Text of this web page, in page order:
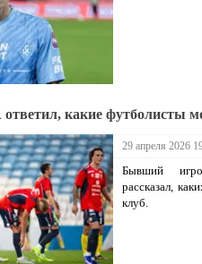
какие футболисты
29 апреля 2026
Бывший
рассказал,
клуб.